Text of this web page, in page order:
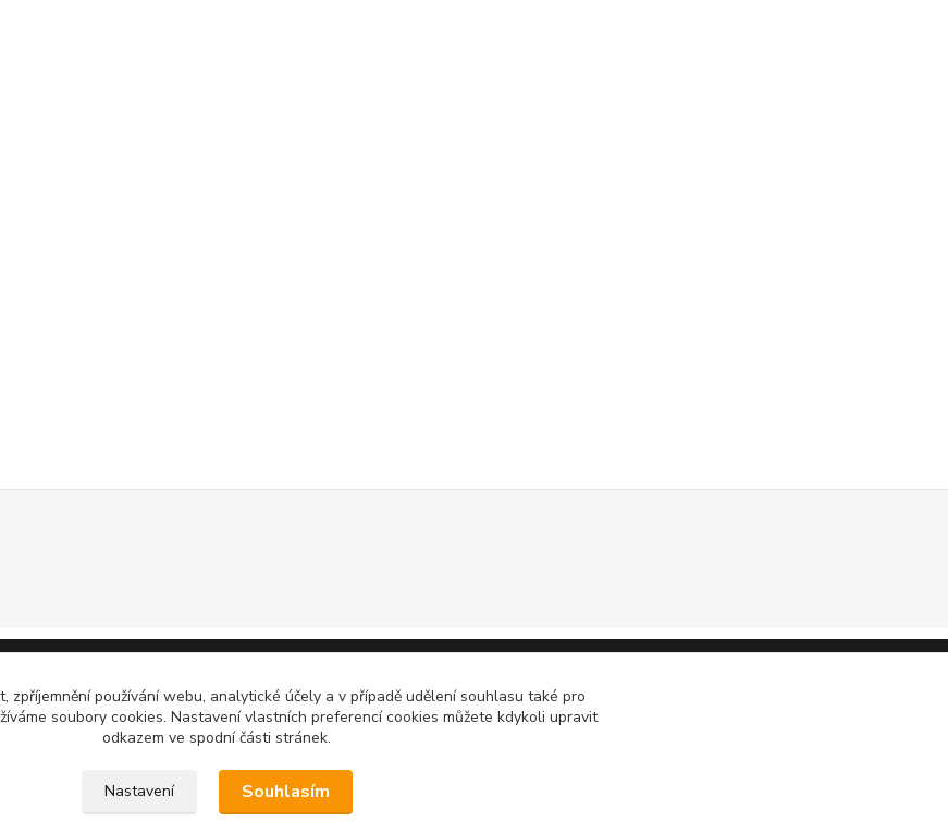
zpříjemnění používání webu, analytické účely a v případě udělení souhlasu také pro
soubory cookies. Nastavení vlastních preferencí cookies můžete kdykoli upravit
odkazem ve spodní části stránek.
Nastavení Souhlasím